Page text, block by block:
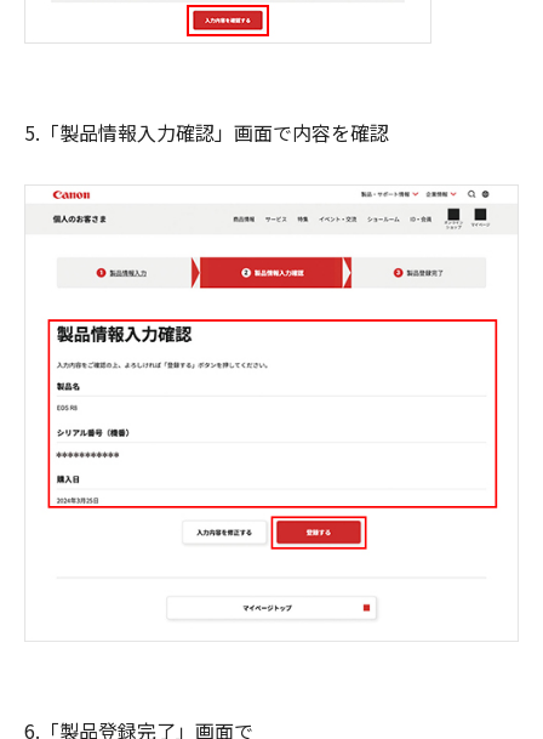
5.「製品情報入力確認」画面で内容を確認
6.「製品登録完了」画面で